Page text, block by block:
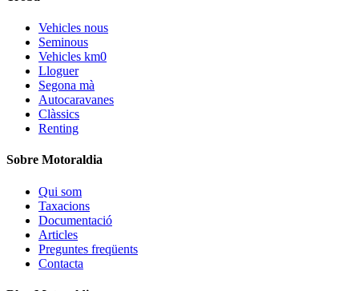
Vehicles nous
Seminous
Vehicles km0
Lloguer
Segona mà
Autocaravanes
Clàssics
Renting
Sobre Motoraldia
Qui som
Taxacions
Documentació
Articles
Preguntes freqüents
Contacta